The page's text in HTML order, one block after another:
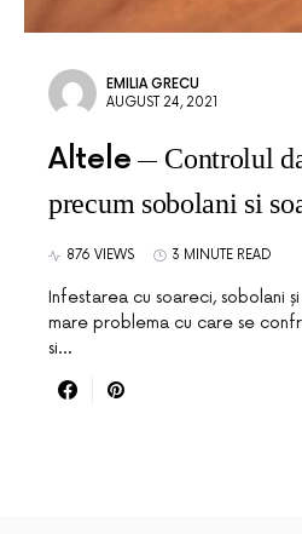
EMILIA GRECU
AUGUST 24, 2021
Altele
Controlul
precum sobolani si
876 VIEWS 3 MINUTE READ
Infestarea cu soareci, sobolani
mare problema cu care se
si…